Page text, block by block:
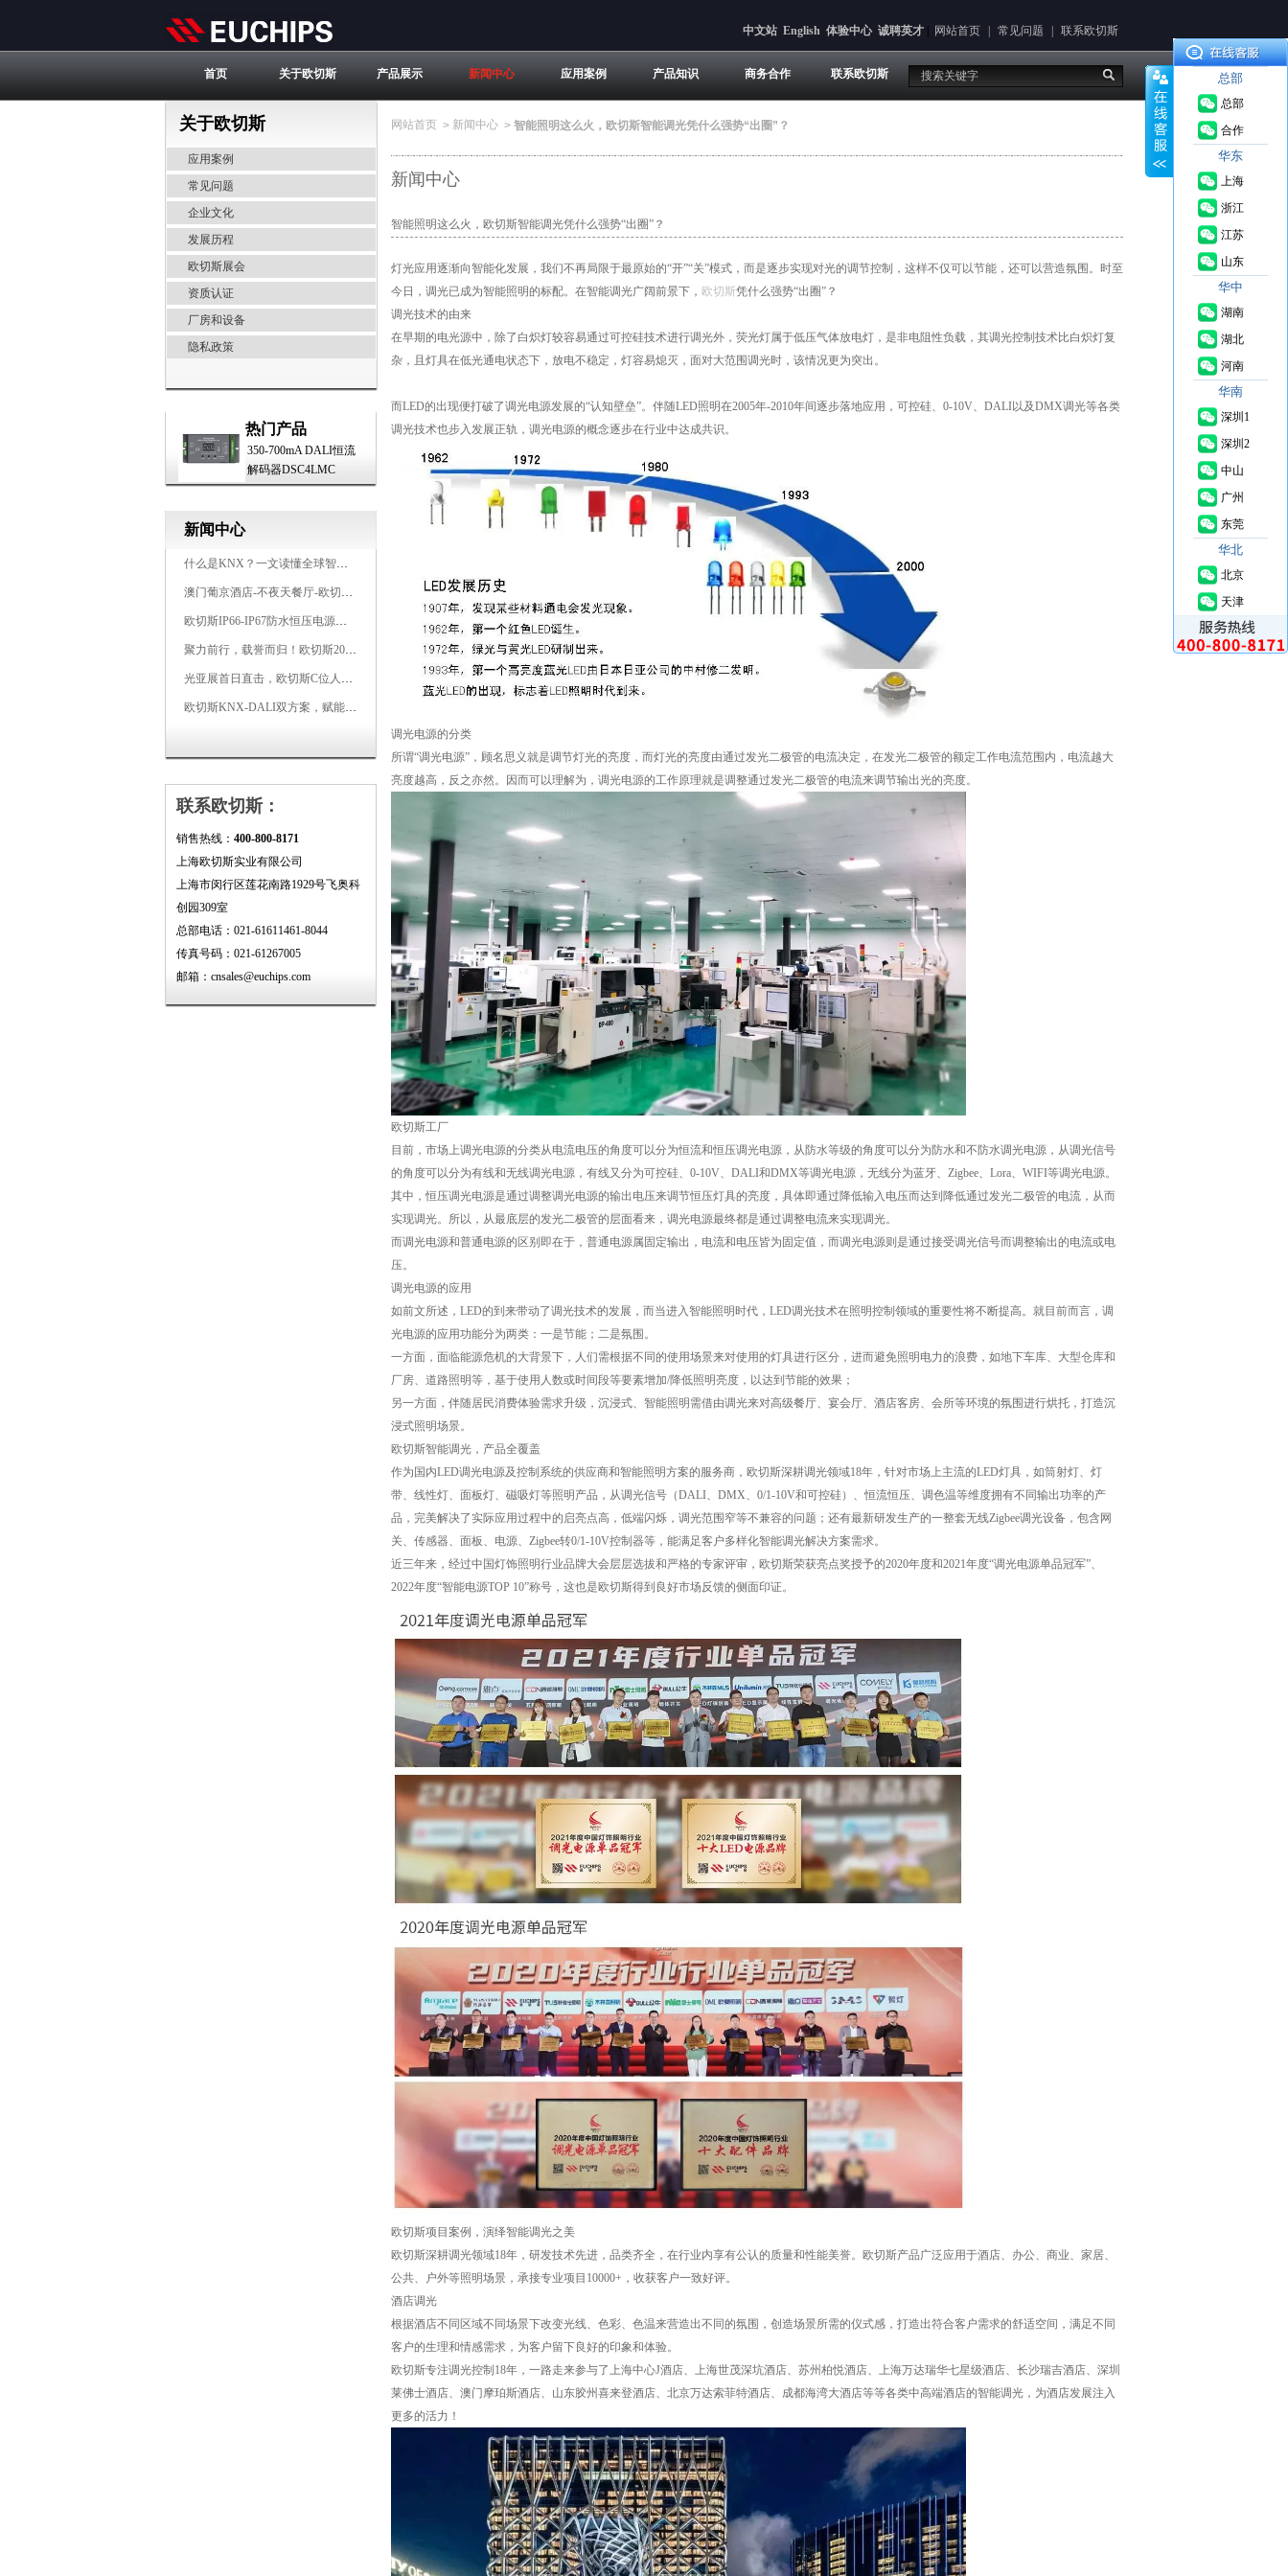
中文站 English 体验中心 诚聘英才 网站首页 常见问题 联系欧切斯
首页 关于欧切斯 产品展示 新闻中心 应用案例 产品知识 商务合作 联系欧切斯
关于欧切斯
应用案例
常见问题
企业文化
发展历程
欧切斯展会
资质认证
厂房和设备
隐私政策
热门产品
350-700mA DALI恒流
解码器DSC4LMC
新闻中心
什么是KNX？一文读懂全球智能建筑控制标准
澳门葡京酒店-不夜天餐厅-欧切斯KNX智能控制系统打造高端智慧空间
欧切斯IP66-IP67防水恒压电源，无惧风雨，智稳如一
聚力前行，载誉而归！欧切斯2026光亚展完美收官
光亚展首日直击，欧切斯C位人气爆棚-双奖加冕，实力再出圈
欧切斯KNX-DALI双方案，赋能广州有马空间日式轻奢静谧之光
联系欧切斯：
销售热线： 400-800-8171
上海欧切斯实业有限公司
上海市闵行区莲花南路1929号飞奥科
创园309室
总部电话：021-61611461-8044
传真号码：021-61267005
邮箱：cnsales@euchips.com
网站首页 > 新闻中心 > 智能照明这么火，欧切斯智能调光凭什么强势“出圈”？
新闻中心
智能照明这么火，欧切斯智能调光凭什么强势“出圈”？
源： 2023-
灯光应用逐渐向智能化发展，我们不再局限于最原始的“开”“关”模式，而是逐步实现对光的调节控制，这样不仅可以节能，还可以营造氛围。时至
今日，调光已成为智能照明的标配。在智能调光广阔前景下， 欧切斯凭什么强势“出圈”？
调光技术的由来
在早期的电光源中，除了白炽灯较容易通过可控硅技术进行调光外，荧光灯属于低压气体放电灯，是非电阻性负载，其调光控制技术比白炽灯复
杂，且灯具在低光通电状态下，放电不稳定，灯容易熄灭，面对大范围调光时，该情况更为突出。
而LED的出现便打破了调光电源发展的“认知壁垒”。伴随LED照明在2005年-2010年间逐步落地应用，可控硅、0-10V、DALI以及DMX调光等各类
调光技术也步入发展正轨，调光电源的概念逐步在行业中达成共识。
调光电源的分类
所谓“调光电源”，顾名思义就是调节灯光的亮度，而灯光的亮度由通过发光二极管的电流决定，在发光二极管的额定工作电流范围内，电流越大
亮度越高，反之亦然。因而可以理解为，调光电源的工作原理就是调整通过发光二极管的电流来调节输出光的亮度。
欧切斯工厂
目前，市场上调光电源的分类从电流电压的角度可以分为恒流和恒压调光电源，从防水等级的角度可以分为防水和不防水调光电源，从调光信号
的角度可以分为有线和无线调光电源，有线又分为可控硅、0-10V、DALI和DMX等调光电源，无线分为蓝牙、Zigbee、Lora、WIFI等调光电源。
其中，恒压调光电源是通过调整调光电源的输出电压来调节恒压灯具的亮度，具体即通过降低输入电压而达到降低通过发光二极管的电流，从而
实现调光。所以，从最底层的发光二极管的层面看来，调光电源最终都是通过调整电流来实现调光。
而调光电源和普通电源的区别即在于，普通电源属固定输出，电流和电压皆为固定值，而调光电源则是通过接受调光信号而调整输出的电流或电
压。
调光电源的应用
如前文所述，LED的到来带动了调光技术的发展，而当进入智能照明时代，LED调光技术在照明控制领域的重要性将不断提高。就目前而言，调
光电源的应用功能分为两类：一是节能；二是氛围。
一方面，面临能源危机的大背景下，人们需根据不同的使用场景来对使用的灯具进行区分，进而避免照明电力的浪费，如地下车库、大型仓库和
厂房、道路照明等，基于使用人数或时间段等要素增加/降低照明亮度，以达到节能的效果；
另一方面，伴随居民消费体验需求升级，沉浸式、智能照明需借由调光来对高级餐厅、宴会厅、酒店客房、会所等环境的氛围进行烘托，打造沉
浸式照明场景。
欧切斯智能调光，产品全覆盖
作为国内LED调光电源及控制系统的供应商和智能照明方案的服务商，欧切斯深耕调光领域18年，针对市场上主流的LED灯具，如筒射灯、灯
带、线性灯、面板灯、磁吸灯等照明产品，从调光信号（DALI、DMX、0/1-10V和可控硅）、恒流恒压、调色温等维度拥有不同输出功率的产
品，完美解决了实际应用过程中的启亮点高，低端闪烁，调光范围窄等不兼容的问题；还有最新研发生产的一整套无线Zigbee调光设备，包含网
关、传感器、面板、电源、Zigbee转0/1-10V控制器等，能满足客户多样化智能调光解决方案需求。
近三年来，经过中国灯饰照明行业品牌大会层层选拔和严格的专家评审，欧切斯荣获亮点奖授予的2020年度和2021年度“调光电源单品冠军”、
2022年度“智能电源TOP 10”称号，这也是欧切斯得到良好市场反馈的侧面印证。
欧切斯项目案例，演绎智能调光之美
欧切斯深耕调光领域18年，研发技术先进，品类齐全，在行业内享有公认的质量和性能美誉。欧切斯产品广泛应用于酒店、办公、商业、家居、
公共、户外等照明场景，承接专业项目10000+，收获客户一致好评。
酒店调光
根据酒店不同区域不同场景下改变光线、色彩、色温来营造出不同的氛围，创造场景所需的仪式感，打造出符合客户需求的舒适空间，满足不同
客户的生理和情感需求，为客户留下良好的印象和体验。
欧切斯专注调光控制18年，一路走来参与了上海中心J酒店、上海世茂深坑酒店、苏州柏悦酒店、上海万达瑞华七星级酒店、长沙瑞吉酒店、深圳
莱佛士酒店、澳门摩珀斯酒店、山东胶州喜来登酒店、北京万达索菲特酒店、成都海湾大酒店等等各类中高端酒店的智能调光，为酒店发展注入
更多的活力！
总部
总部
合作
华东
上海
浙江
江苏
山东
华中
湖南
湖北
河南
华南
深圳1
深圳2
中山
广州
东莞
华北
北京
天津